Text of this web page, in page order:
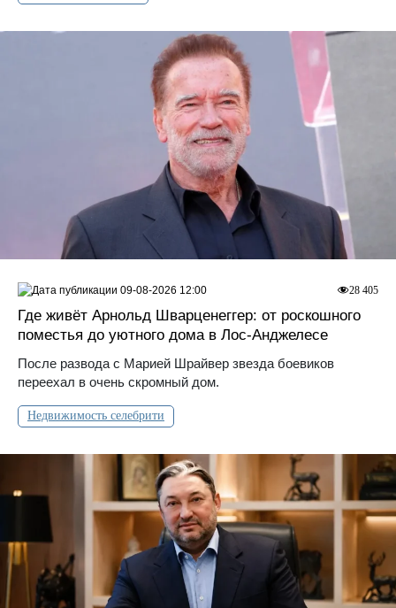
Где живёт Арнольд Шварценеггер: от роскошного
поместья до уютного дома в Лос‑Анджелесе
После развода с Марией Шрайвер звезда боевиков
переехал в очень скромный дом.
Недвижимость селебрити
28 405
09-08-2026 12:00